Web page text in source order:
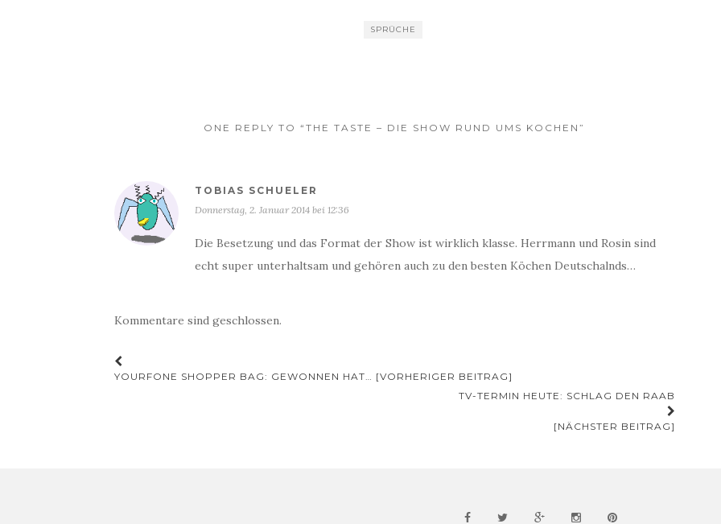
SPRÜCHE
ONE REPLY TO “THE TASTE – DIE SHOW RUND UMS KOCHEN”
TOBIAS SCHUELER
Donnerstag, 2. Januar 2014 bei 12:36
Die Besetzung und das Format der Show ist wirklich klasse. Herrmann und Rosin sind
echt super unterhaltsam und gehören auch zu den besten Köchen Deutschalnds…
Kommentare sind geschlossen.
Beitrags-
YOURFONE SHOPPER BAG: GEWONNEN HAT… [VORHERIGER BEITRAG]
TV-TERMIN HEUTE: SCHLAG DEN RAAB
[NÄCHSTER BEITRAG]